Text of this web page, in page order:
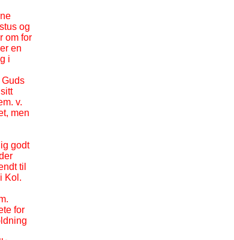
og
om for
en
i
v.
men
godt
til
Kol.
for